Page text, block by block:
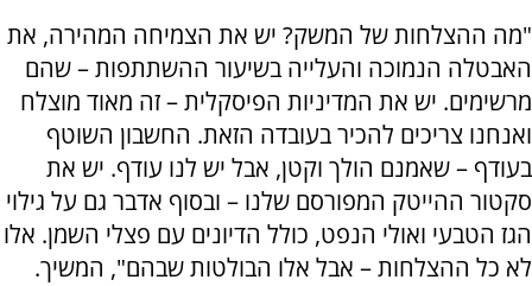
"מה ההצלחות של המשק? יש את הצמיחה המהירה, את
האבטלה הנמוכה והעלייה בשיעור ההשתתפות – שהם
מרשימים. יש את המדיניות הפיסקלית – זה מאוד מוצלח
ואנחנו צריכים להכיר בעובדה הזאת. החשבון השוטף
בעודף – שאמנם הולך וקטן, אבל יש לנו עודף. יש את
סקטור ההייטק המפורסם שלנו – ובסוף אדבר גם על גילוי
הגז הטבעי ואולי הנפט, כולל הדיונים עם פצלי השמן. אלו
לא כל ההצלחות – אבל אלו הבולטות שבהם", המשיך.